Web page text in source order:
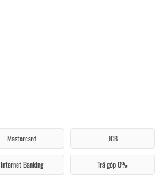
Mastercard JCB
Internet Banking Trả góp 0%